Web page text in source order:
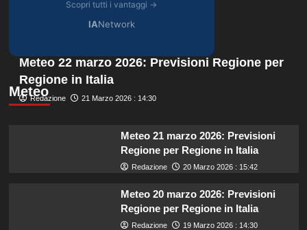
Scopri tutti i vantaggi →
IANetwork
Meteo
Meteo 22 marzo 2026: Previsioni Regione per
Regione in Italia
Redazione 21 Marzo 2026 : 14:30
Meteo 21 marzo 2026: Previsioni
Regione per Regione in Italia
Redazione 20 Marzo 2026 : 15:42
Meteo 20 marzo 2026: Previsioni
Regione per Regione in Italia
Redazione 19 Marzo 2026 : 14:30